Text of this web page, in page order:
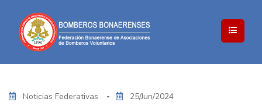
Noticias Federativas 25/Jun/2024